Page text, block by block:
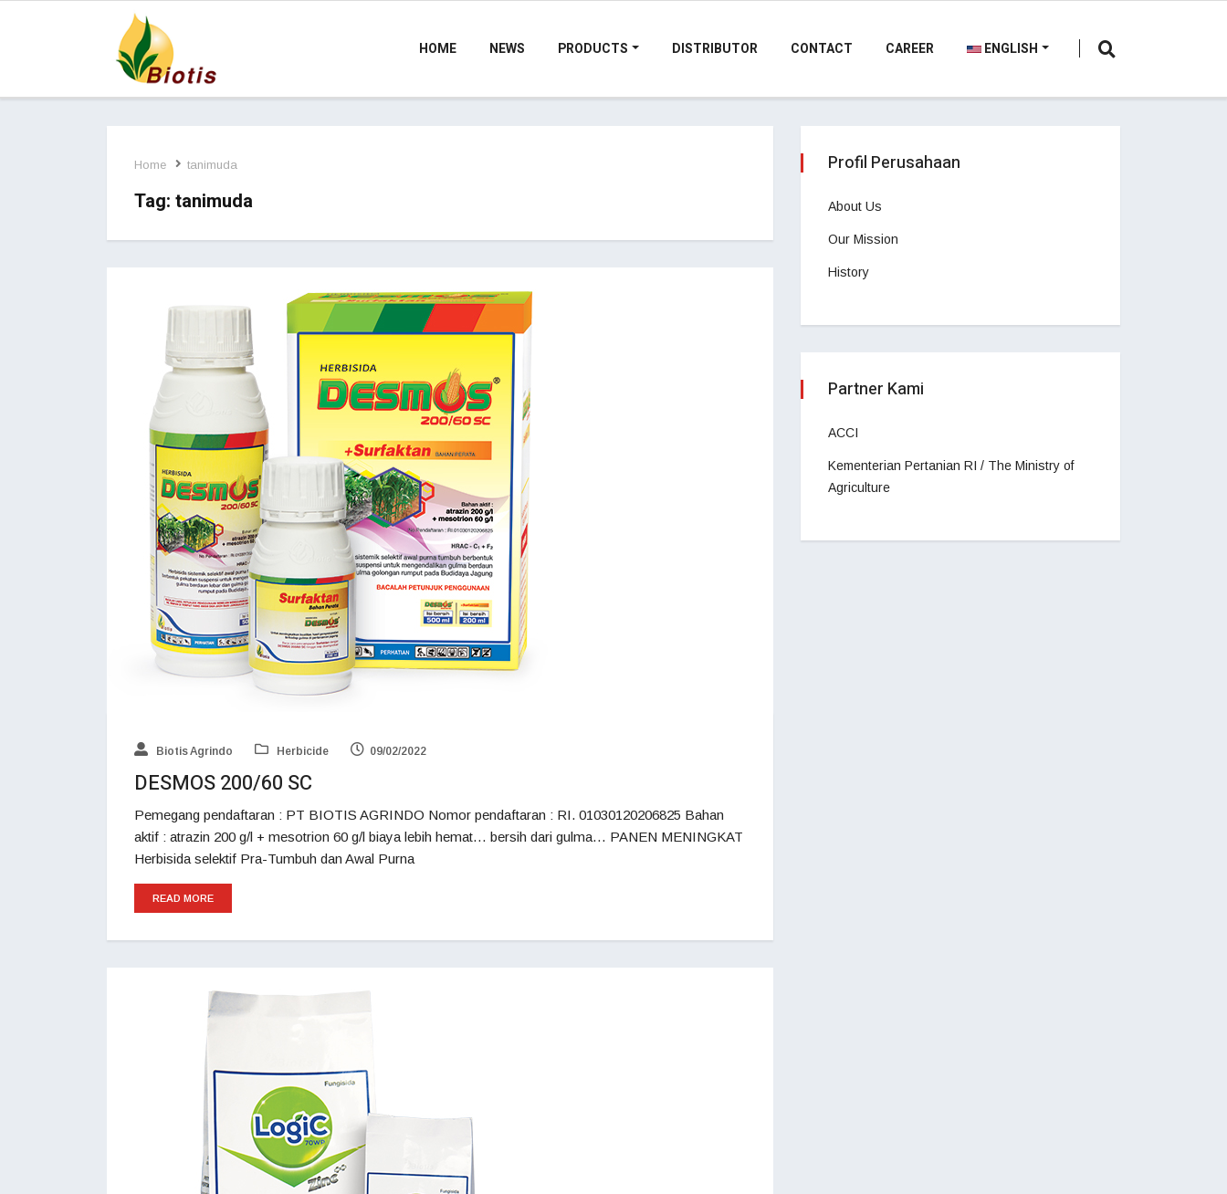
HOME NEWS PRODUCTS DISTRIBUTOR CONTACT CAREER ENGLISH
Home tanimuda
Tag: tanimuda
Biotis Agrindo Herbicide 09/02/2022
DESMOS 200/60 SC
Pemegang pendaftaran : PT BIOTIS AGRINDO Nomor pendaftaran : RI. 01030120206825 Bahan
aktif : atrazin 200 g/l + mesotrion 60 g/l biaya lebih hemat… bersih dari gulma… PANEN MENINGKAT
Herbisida selektif Pra-Tumbuh dan Awal Purna
READ MORE
Profil Perusahaan
About Us
Our Mission
History
Partner Kami
ACCI
Kementerian Pertanian RI / The Ministry of
Agriculture